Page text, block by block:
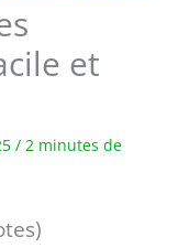
et
/ 2 minutes de